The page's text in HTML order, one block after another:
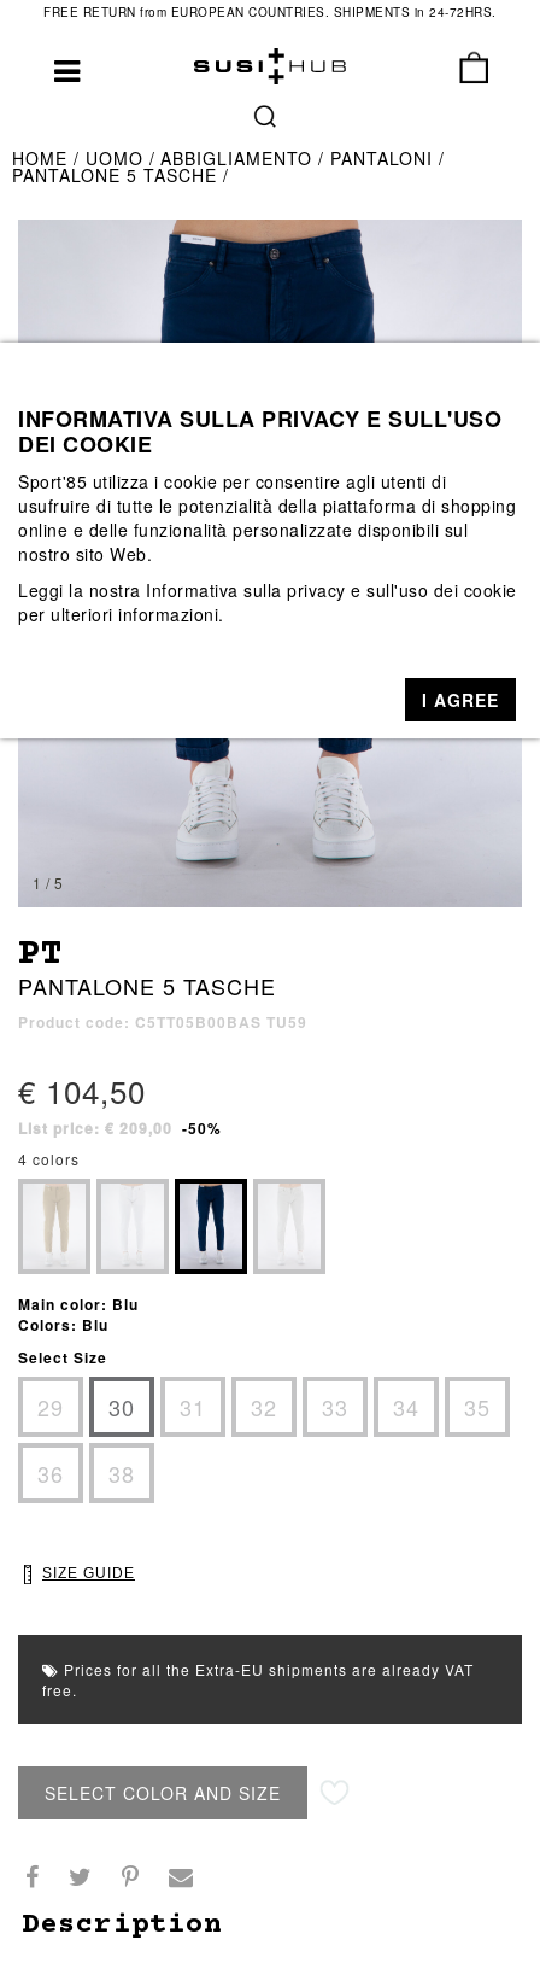
FREE RETURN from EUROPEAN COUNTRIES. SHIPMENTS in 24-72HRS.
HOME UOMO ABBIGLIAMENTO PANTALONI
PANTALONE 5 TASCHE
1 / 5
PT
PANTALONE 5 TASCHE
Product code: C5TT05B00BAS TU59
€ 104,50
List price: € 209,00 -50%
4 colors
Main color: Blu
Colors: Blu
Select Size
29 30 31 32 33 34 35
36 38
SIZE GUIDE
Prices for all the Extra-EU shipments are already VAT
free.
SELECT COLOR AND SIZE
Description
INFORMATIVA SULLA PRIVACY E SULL'USO
DEI COOKIE
Sport'85 utilizza i cookie per consentire agli utenti di
usufruire di tutte le potenzialità della piattaforma di shopping
online e delle funzionalità personalizzate disponibili sul
nostro sito Web.
Leggi la nostra Informativa sulla privacy e sull'uso dei cookie
per ulteriori informazioni.
I AGREE